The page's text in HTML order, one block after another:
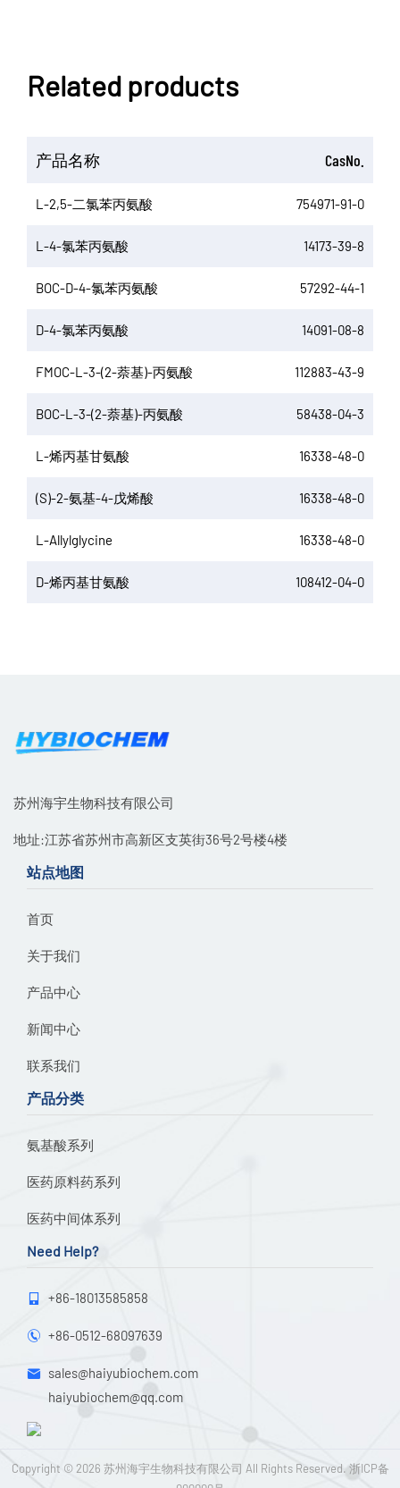
Related products
产品名称 CasNo.
L-2,5-二氯苯丙氨酸 754971-91-0
L-4-氯苯丙氨酸 14173-39-8
BOC-D-4-氯苯丙氨酸 57292-44-1
D-4-氯苯丙氨酸 14091-08-8
FMOC-L-3-(2-萘基)-丙氨酸 112883-43-9
BOC-L-3-(2-萘基)-丙氨酸 58438-04-3
L-烯丙基甘氨酸 16338-48-0
(S)-2-氨基-4-戊烯酸 16338-48-0
L-Allylglycine 16338-48-0
D-烯丙基甘氨酸 108412-04-0
苏州海宇生物科技有限公司
地址:江苏省苏州市高新区支英街36号2号楼4楼
站点地图
首页
关于我们
产品中心
新闻中心
联系我们
产品分类
氨基酸系列
医药原料药系列
医药中间体系列
Need Help?
 +86-18013585858
 +86-0512-68097639
 sales@haiyubiochem.com
haiyubiochem@qq.com
Copyright © 2026 苏州海宇生物科技有限公司 All Rights Reserved.浙ICP备